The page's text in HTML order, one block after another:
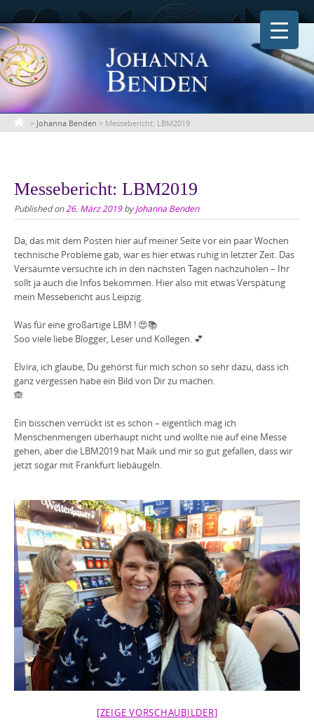
Skip
to
content
> Johanna Benden > Messebericht: LBM2019
Messebericht: LBM2019
Published on26. März 2019byJohanna Benden
Da, das mit dem Posten hier auf meiner Seite vor ein paar Wochen
technische Probleme gab, war es hier etwas ruhig in letzter Zeit. Das
Versäumte versuchte ich in den nächsten Tagen nachzuholen – Ihr
sollt ja auch die Infos bekommen. Hier also mit etwas Verspätung
mein Messebericht aus Leipzig.
Was für eine großartige LBM ! 😍📚
Soo viele liebe Blogger, Leser und Kollegen. 💕
Elvira, ich glaube, Du gehörst für mich schon so sehr dazu, dass ich
ganz vergessen habe ein Bild von Dir zu machen.
🙈
Ein bisschen verrückt ist es schon – eigentlich mag ich
Menschenmengen überhaupt nicht und wollte nie auf eine Messe
gehen, aber die LBM2019 hat Maik und mir so gut gefallen, dass wir
jetzt sogar mit Frankfurt liebäugeln.
[ZEIGE VORSCHAUBILDER]